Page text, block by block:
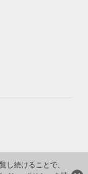
し続けることで、